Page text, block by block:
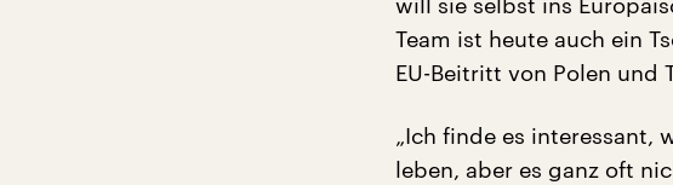
Team ist heute auch ein
EU-Beitritt von Polen und
„Ich finde es interessant,
leben, aber es ganz oft